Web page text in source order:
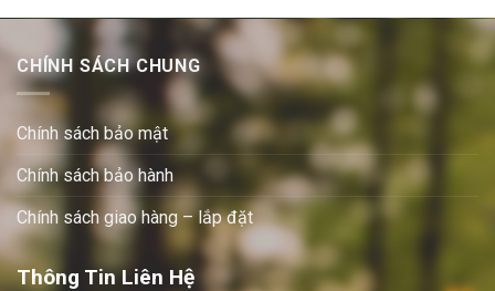
CHÍNH SÁCH CHUNG
Chính sách bảo mật
Chính sách bảo hành
Chính sách giao hàng – lắp đặt
Thông Tin Liên Hệ